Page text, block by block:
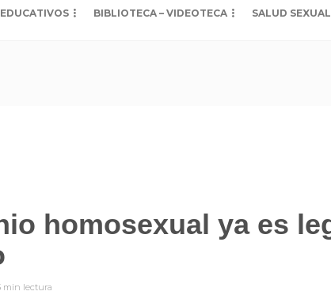
BIBLIOTECA – VIDEOTECA SALUD SEXUAL
homosexual ya es
min lectura